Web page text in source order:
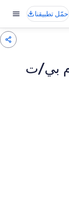
حمّل تطبيقنا
بي/ت